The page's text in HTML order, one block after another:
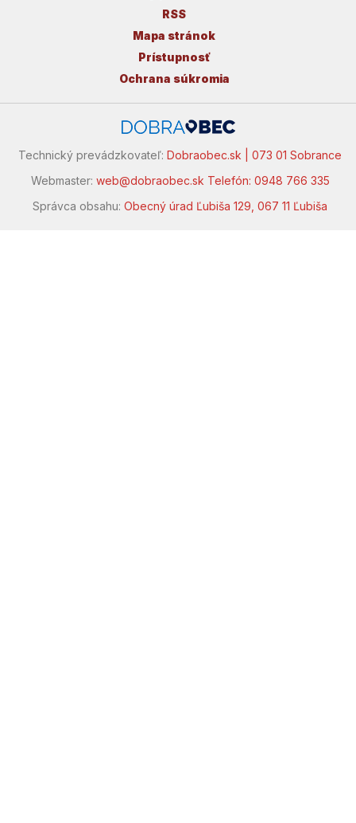
RSS
Mapa stránok
Prístupnosť
Ochrana súkromia
Technický prevádzkovateľ: Dobraobec.sk | 073 01 Sobrance
Webmaster: web@dobraobec.sk Telefón: 0948 766 335
Správca obsahu: Obecný úrad Ľubiša 129, 067 11 Ľubiša